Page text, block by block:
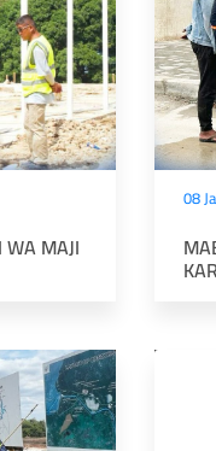
MAJI
08